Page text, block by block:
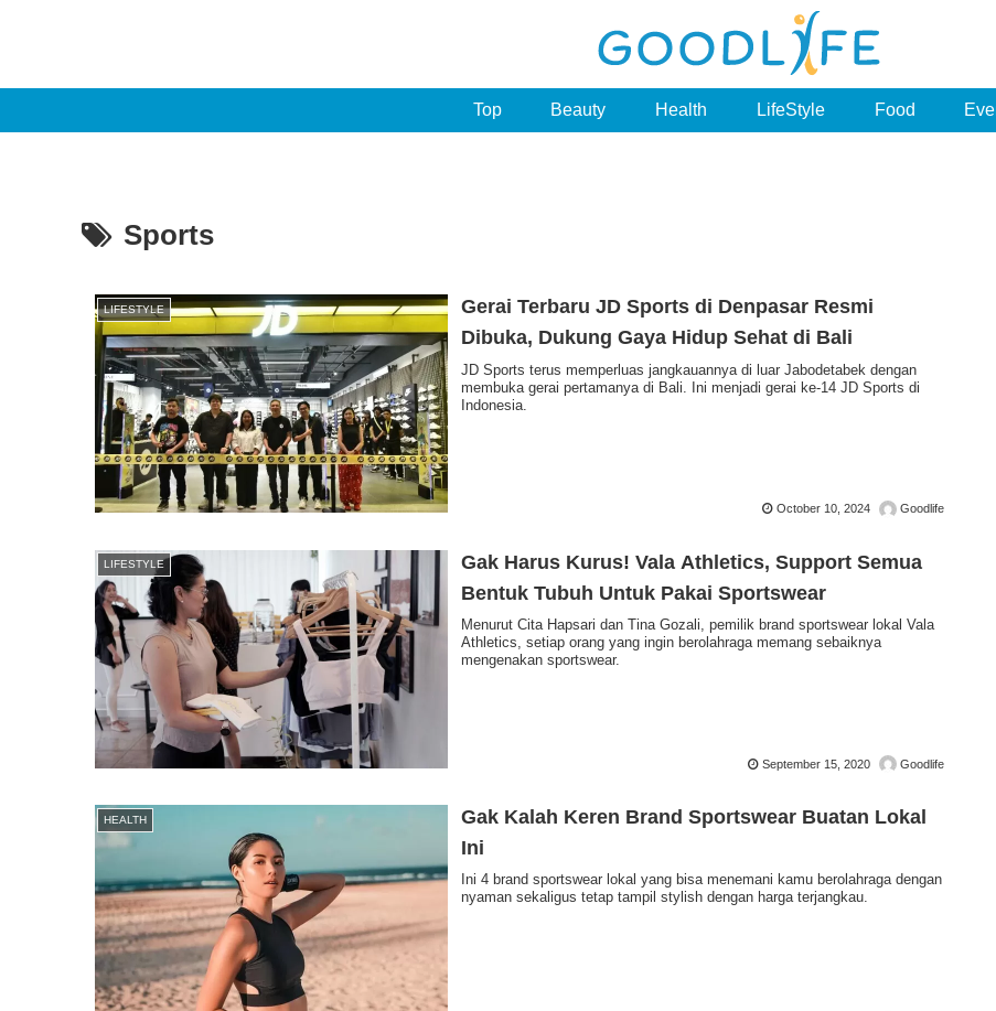
Top Beauty Health LifeStyle Food
Sports
LIFESTYLE
Gerai Terbaru JD Sports di Denpasar Resmi
Dibuka, Dukung Gaya Hidup Sehat di Bali
JD Sports terus memperluas jangkauannya di luar Jabodetabek dengan
membuka gerai pertamanya di Bali. Ini menjadi gerai ke-14 JD Sports di
Indonesia.
October 10, 2024 Goodlife
LIFESTYLE
Gak Harus Kurus! Vala Athletics, Support Semua
Bentuk Tubuh Untuk Pakai Sportswear
Menurut Cita Hapsari dan Tina Gozali, pemilik brand sportswear lokal Vala
Athletics, setiap orang yang ingin berolahraga memang sebaiknya
mengenakan sportswear.
September 15, 2020 Goodlife
HEALTH
Gak Kalah Keren Brand Sportswear Buatan Lokal
Ini
Ini 4 brand sportswear lokal yang bisa menemani kamu berolahraga dengan
nyaman sekaligus tetap tampil stylish dengan harga terjangkau.